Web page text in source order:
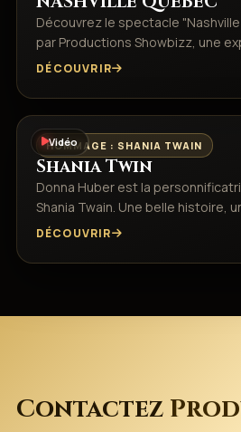
Découvrez le spectacle
par Productions Showbizz, une
DÉCOUVRIR
Vidéo
HOMMAGE : SHANIA TWAIN
Shania Twin
Donna Huber est la
Shania Twain. Une belle histoire,
DÉCOUVRIR
Contactez